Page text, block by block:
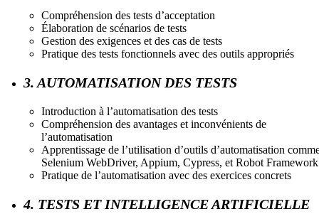
Compréhension des tests d’acceptation
Élaboration de scénarios de tests
Gestion des exigences et des cas de tests
Pratique des tests fonctionnels avec des outils appropriés
3. AUTOMATISATION DES TESTS
Introduction à l’automatisation des tests
Compréhension des avantages et inconvénients de
l’automatisation
Apprentissage de l’utilisation d’outils d’automatisation
Selenium WebDriver, Appium, Cypress, et Robot Framework
Pratique de l’automatisation avec des exercices concrets
4. TESTS ET INTELLIGENCE ARTIFICIELLE